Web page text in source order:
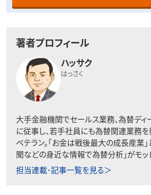
著者プロフィール
ハッサク
はっさく
大手金融機関でセールス業務、為替ディー
に従事し、若手社員にも為替関連業務
ベテラン。「お金は戦後最大の成長産業」
聞などの身近な情報で為替分析」がモッ
担当連載･記事一覧を見る＞